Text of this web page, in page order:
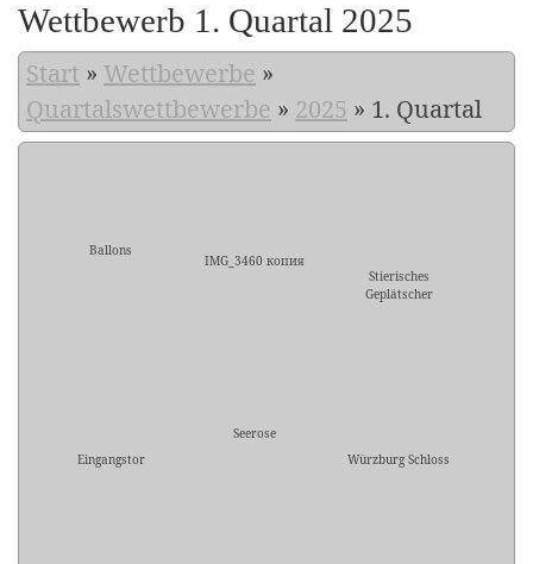
Wettbewerb 1. Quartal 2025
Start » Wettbewerbe »
Quartalswettbewerbe » 2025 » 1. Quartal
Ballons
IMG_3460 копия
Stierisches
Geplätscher
Eingangstor
Seerose
Würzburg Schloss